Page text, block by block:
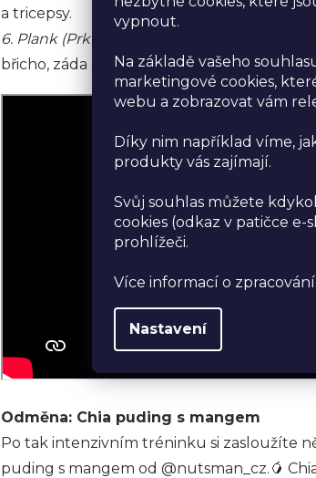
vypnout.
Na základě vašeho
marketingové cookies,
webu a zobrazovat vám
Díky nim například víme,
produkty vás zajímají.
Svůj souhlas můžete
cookies (odkaz v patičce
prohlížeči.
Více informací o
Nastavení
a tricepsy.
6. Plank (Prkno)
- Vydržte v pozici prkna
břicho, záda a ramena.
Odměna: Chia puding s mangem
Po tak intenzivním tréninku si zasloužíte
puding s mangem od @nutsman_cz.🥭